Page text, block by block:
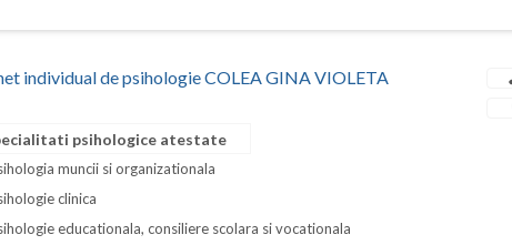
individual de psihologie COLEA GINA VIOLETA
psihologice atestate
muncii si organizationala
clinica
educationala, consiliere scolara si vocationala